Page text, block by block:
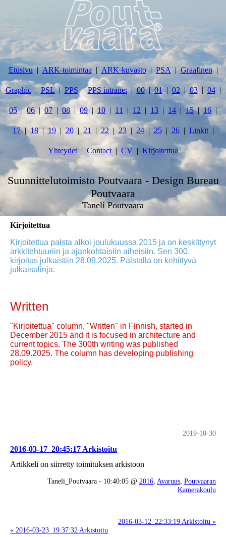
Etusivu ARK-toimintaa ARK-kuvasto PSA Graafinen
Graphic PSL PPS PPS intranet 00 01 02 03 04
05 06 07 08 09 10 11 12 13 14 15 16
17 18 19 20 21 22 23 24 25 26 Linkit
Yhteydet Contact CV Kirjoitettua
Suunnittelutoimisto Poutvaara - Design Bureau
Poutvaara
Taneli Poutvaara
Kirjoitettua
Kirjoitettua palsta alkoi joulukuussa 2015 ja on keskittynyt
arkkitehtuuriin ja ajankohtaisiin aiheisiin. Sen 300.
kirjoitus julkaistiin 28.09.2025. Palstalla on kehittyvä
julkaisulinja.
Written
"Kirjoitettua" column, "Written" in Finnish, started in
December 2015 and it is focused in architecture and
current topics. The 300th writing was published
28.09.2025. The column has developing publishing
policy.
2019-10-30
2016-03-17_20:45:17 Arkistoitu
Artikkeli on siirretty toimituksen arkistoon
Taneli_Poutvaara - 10:40:05 @ 2016 Avaruus Poutvaaran
Kamerakoulu
2016-03-12_22:33:19 Arkistoitu »
« 2016-03-23_19:37:32 Arkistoitu